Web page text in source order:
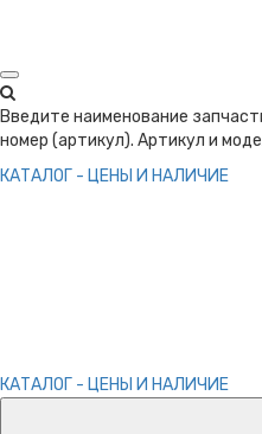
Введите наименование
номер (артикул). Артикул и
КАТАЛОГ - ЦЕНЫ И НАЛИЧИЕ
КАТАЛОГ - ЦЕНЫ И НАЛИЧИЕ